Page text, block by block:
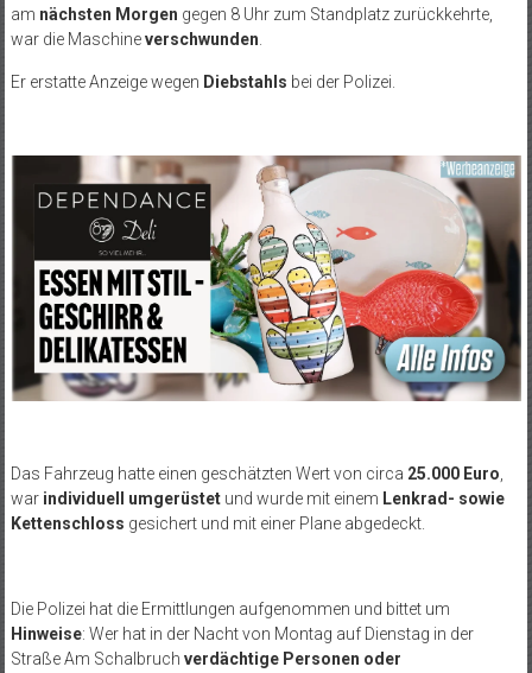
am nächsten Morgen gegen 8 Uhr zum Standplatz zurückkehrte,
war die Maschineverschwunden
Er erstatte Anzeige wegen Diebstahls bei der Polizei.
Das Fahrzeug hatte einen geschätzten Wert von circa 25.000 Euro,
war individuell umgerüstetund wurde mit einem Lenkrad- sowie
Kettenschloss gesichert und mit einer Plane abgedeckt.
Die Polizei hat die Ermittlungen aufgenommen und bittet um
Hinweise: Wer hat in der Nacht von Montag auf Dienstag in der
Straße Am Schalbruch verdächtige Personen oder